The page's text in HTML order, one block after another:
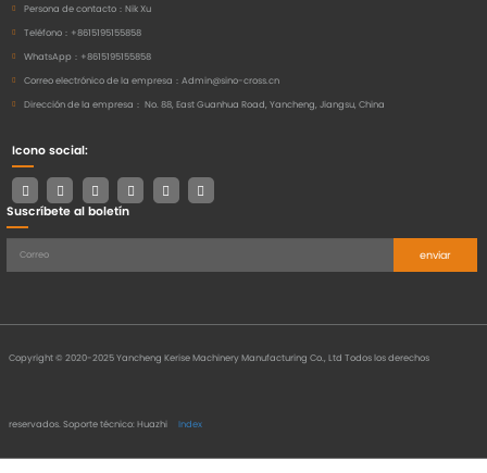
Persona de contacto： Nik Xu
Teléfono： +8615195155858
WhatsApp： +8615195155858
Correo electrónico de la empresa： Admin@sino-cross.cn
Dirección de la empresa： No. 88, East Guanhua Road, Yancheng, Jiangsu, China
Icono social:
Suscríbete al boletín
enviar
Copyright © 2020-2025 Yancheng Kerise Machinery Manufacturing Co., Ltd Todos los derechos
reservados.Soporte técnico: Huazhi Index